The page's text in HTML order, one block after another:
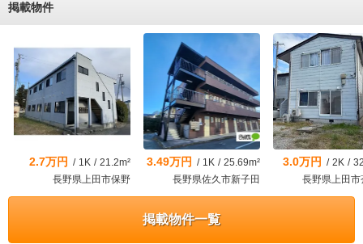
掲載物件
2.7万円 / 1K / 21.2m²
長野県上田市保野
3.49万円 / 1K / 25.69m²
長野県佐久市新子田
3.0万円 / 2K /
長野県上田市
掲載物件一覧